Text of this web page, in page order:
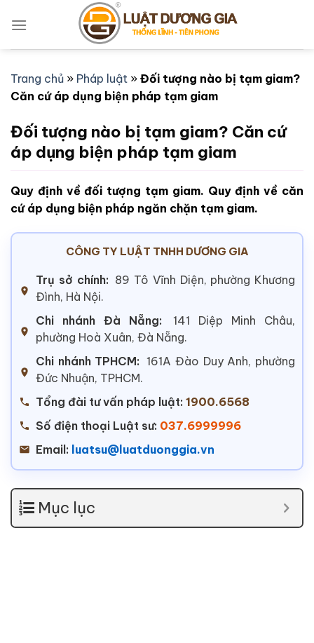
qua
Trang chủ » Pháp luật » Đối tượng nào bị tạm giam?
Căn cứ áp dụng biện pháp tạm giam
Đối tượng nào bị tạm giam? Căn cứ
áp dụng biện pháp tạm giam
Quy định về đối tượng tạm giam. Quy định về căn
cứ áp dụng biện pháp ngăn chặn tạm giam.
CÔNG TY LUẬT TNHH DƯƠNG GIA
Trụ sở chính: 89 Tô Vĩnh Diện, phường Khương
Đình, Hà Nội.
Chi nhánh Đà Nẵng:
141 Diệp Minh Châu,
phường Hoà Xuân, Đà Nẵng.
Chi nhánh TPHCM: 161A Đào Duy Anh, phường
Đức Nhuận, TPHCM.
Tổng đài tư vấn pháp luật: 1900.6568
Số điện thoại Luật sư: 037.6999996
Email: luatsu@luatduonggia.vn
Mục lục